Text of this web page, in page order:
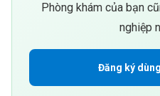
Phòng khám của bạn
nghiệp
Đăng ký